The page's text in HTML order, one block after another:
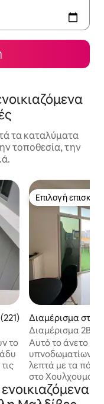
τα καταλύματα
τοποθεσία, την
4,95 στα 5,
το
για
Επιλογή
Επιλογή
Διαμέρισμα
umalé
Διαμέρισμα 2BR
• 2 λεπτά με τα
Αυτό το άνετο
υπνοδωματίων,
λεπτά με τα
στο Χουλχουμαλέ,
οικογένειες ή
ατόμων. Και τα δύο υπνοδωμάτια